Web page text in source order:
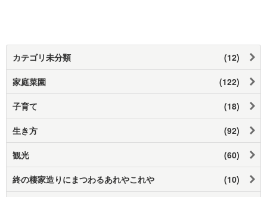
カテゴリ未分類 (12)
家庭菜園 (122)
子育て (18)
生き方 (92)
観光 (60)
終の棲家造りにまつわるあれやこれや (10)